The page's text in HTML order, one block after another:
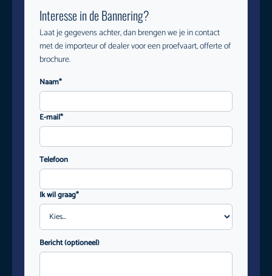
Interesse in de Bannering?
Laat je gegevens achter, dan brengen we je in contact
met de importeur of dealer voor een proefvaart, offerte of
brochure.
Naam*
E-mail*
Telefoon
Ik wil graag*
Bericht (optioneel)